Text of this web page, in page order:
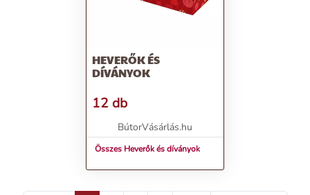
HEVERŐK ÉS
DÍVÁNYOK
12 db
BútorVásárlás.hu
Összes Heverők és díványok